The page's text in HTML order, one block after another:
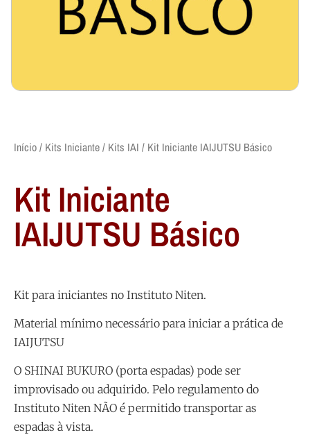
Início/ Kits Iniciante/ Kits IAI / Kit Iniciante IAIJUTSU Básico
Kit Iniciante
IAIJUTSU Básico
Kit para iniciantes no Instituto Niten.
Material mínimo necessário para iniciar a prática de
IAIJUTSU
O SHINAI BUKURO (porta espadas) pode ser
improvisado ou adquirido. Pelo regulamento do
Instituto Niten NÃO é permitido transportar as
espadas à vista.